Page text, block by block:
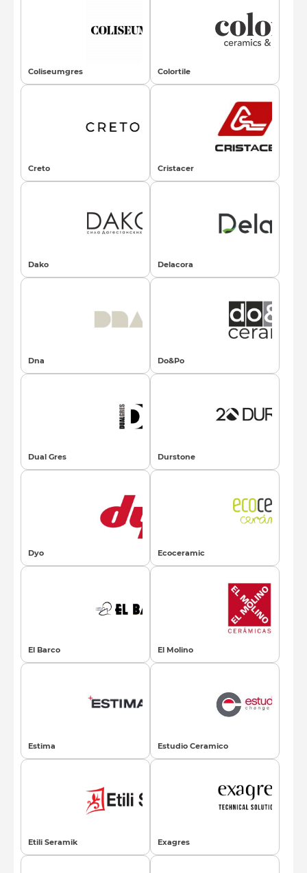
Coliseumgres Colortile
Creto Cristacer
Dako Delacora
Dna Do&Po
Dual Gres Durstone
Dyo Ecoceramic
El Barco El Molino
Estima Estudio Ceramico
Etili Seramik Exagres